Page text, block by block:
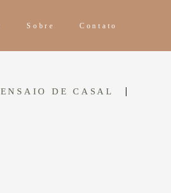
Sobre Contato
ENSAIO DE CASAL